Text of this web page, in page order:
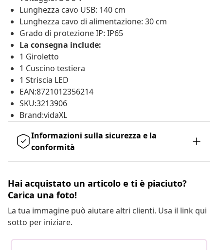
Lunghezza cavo USB: 140 cm
Lunghezza cavo di alimentazione: 30 cm
Grado di protezione IP: IP65
La consegna include:
1 Giroletto
1 Cuscino testiera
1 Striscia LED
EAN:8721012356214
SKU:3213906
Brand:vidaXL
Informazioni sulla sicurezza e la
conformità
Hai acquistato un articolo e ti è piaciuto?
Carica una foto!
La tua immagine può aiutare altri clienti. Usa il link qui
sotto per iniziare.